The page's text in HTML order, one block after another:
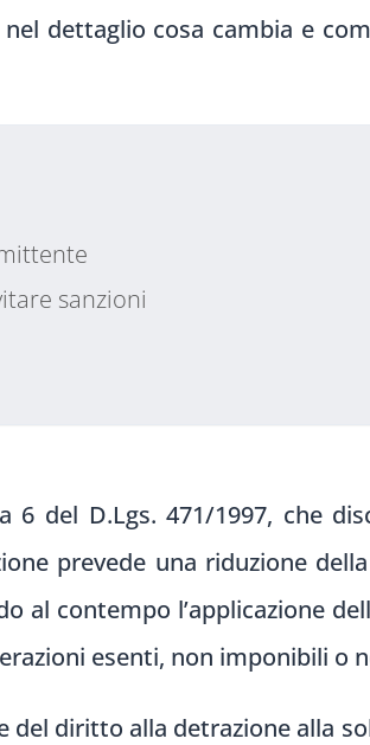
dettaglio cosa cambia e
sanzioni
6 del D.Lgs. 471/1997, che
prevede una riduzione
al contempo l’applicazione
esenti, non imponibili o
del diritto alla detrazione alla